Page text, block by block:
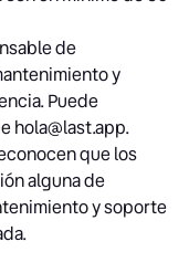
de
y
Puede
hola@last.app.
que los
alguna de
y soporte